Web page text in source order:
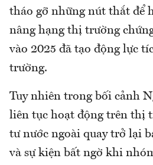
tháo gỡ những nút thắt để
nâng hạng thị trường
vào 2025 đã tạo động lực
trường.
Tuy nhiên trong bối cảnh
liên tục hoạt động trên thị
tư nước ngoài quay trở lại
và sự kiện bất ngờ khi